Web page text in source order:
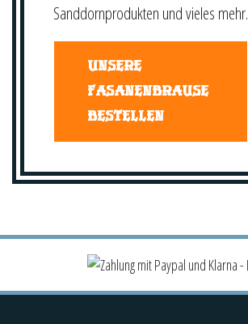
Sanddornprodukten und vieles mehr.
UNSERE
FASANENBRAUSE
BESTELLEN